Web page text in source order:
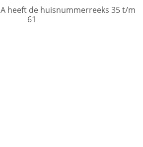
heeft de huisnummerreeks 35 t/m
61